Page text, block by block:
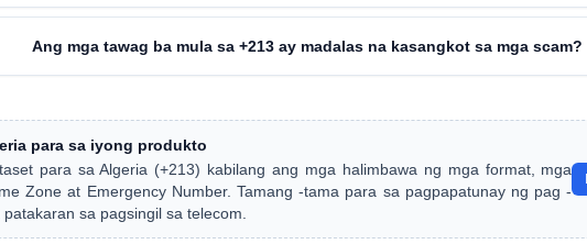
Ang mga tawag ba mula sa +213 ay madalas na kasangkot sa mga scam?
para sa iyong produkto
para sa Algeria (+213) kabilang ang mga halimbawa ng mga format, mga
Zone at Emergency Number. Tamang -tama para sa pagpapatunay ng pag -
sa pagsingil sa telecom.